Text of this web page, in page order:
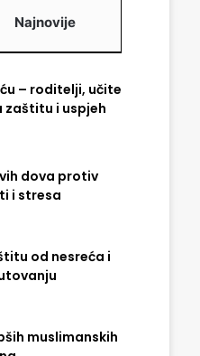
Najnovije
– roditelji, učite
zaštitu i uspjeh
dova protiv
i stresa
od nesreća i
muslimanskih